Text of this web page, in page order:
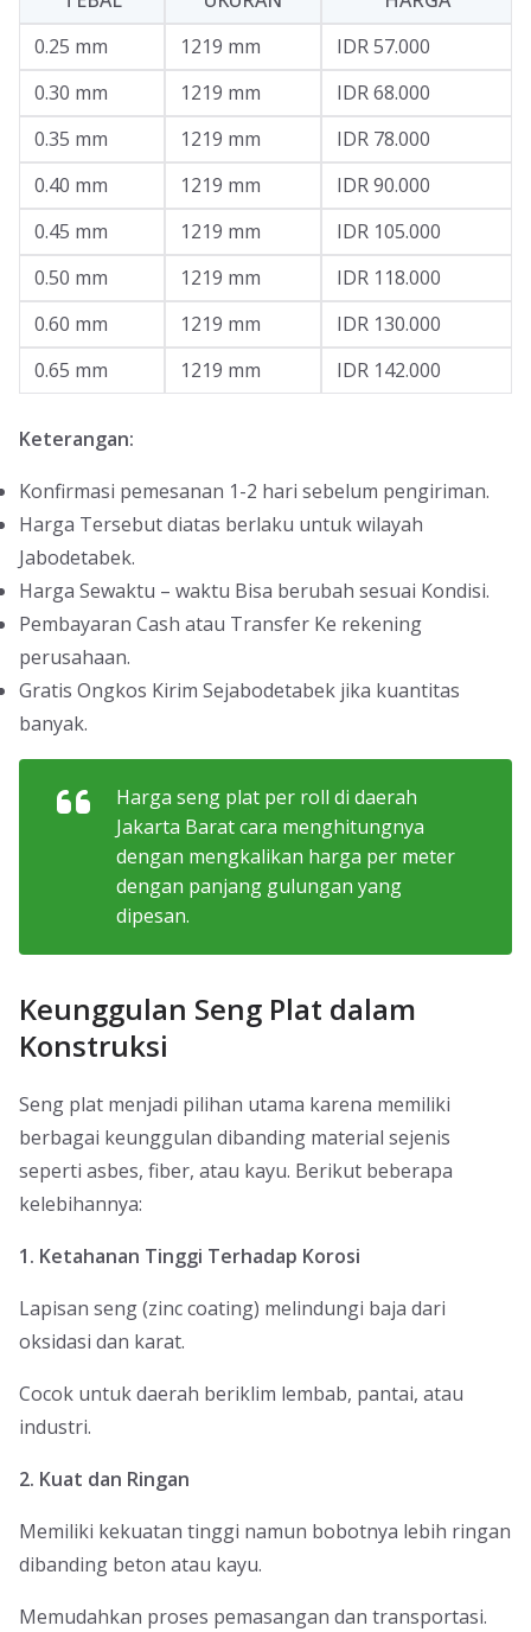
0.25 mm
1219 mm
IDR 57.000
0.30 mm
1219 mm
IDR 68.000
0.35 mm
1219 mm
IDR 78.000
0.40 mm
1219 mm
IDR 90.000
0.45 mm
1219 mm
IDR 105.000
0.50 mm
1219 mm
IDR 118.000
0.60 mm
1219 mm
IDR 130.000
0.65 mm
1219 mm IDR 142.000
Keterangan:
Konfirmasi pemesanan 1-2 hari sebelum pengiriman.
Harga Tersebut diatas berlaku untuk wilayah
Jabodetabek.
Harga Sewaktu – waktu Bisa berubah sesuai Kondisi.
Pembayaran Cash atau Transfer Ke rekening
perusahaan.
Gratis Ongkos Kirim Sejabodetabek jika kuantitas
banyak.
Harga seng plat per roll di daerah
Jakarta Barat cara menghitungnya
dengan mengkalikan harga per meter
dengan panjang gulungan yang
dipesan.
Keunggulan Seng Plat dalam
Konstruksi
Seng plat menjadi pilihan utama karena memiliki
berbagai keunggulan dibanding material sejenis
seperti asbes, fiber, atau kayu. Berikut beberapa
kelebihannya:
1. Ketahanan Tinggi Terhadap Korosi
Lapisan seng (zinc coating) melindungi baja dari
oksidasi dan karat.
Cocok untuk daerah beriklim lembab, pantai, atau
industri.
2. Kuat dan Ringan
Memiliki kekuatan tinggi namun bobotnya lebih ringan
dibanding beton atau kayu.
Memudahkan proses pemasangan dan transportasi.